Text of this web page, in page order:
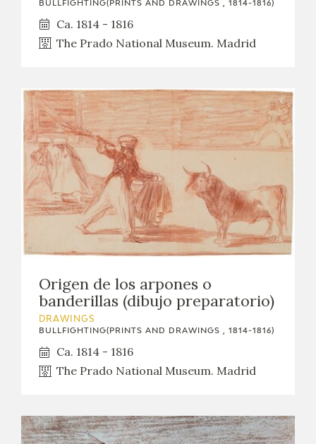
BULLFIGHTING(PRINTS AND DRAWINGS , 1814-1816)
Ca. 1814 - 1816
The Prado National Museum. Madrid
Origen de los arpones o
banderillas (dibujo preparatorio)
DRAWINGS
BULLFIGHTING(PRINTS AND DRAWINGS , 1814-1816)
Ca. 1814 - 1816
The Prado National Museum. Madrid